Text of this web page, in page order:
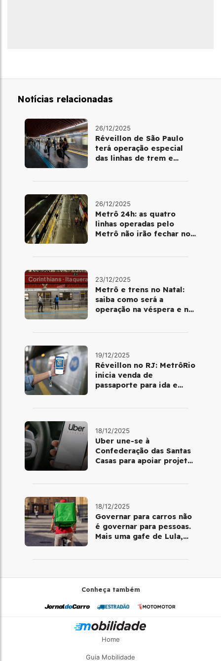
Notícias relacionadas
26/12/2025
Réveillon de São Paulo
terá operação especial
das linhas de trem e
26/12/2025
Metrô 24h: as quatro
linhas operadas pelo
Metrô não irão fechar no
23/12/2025
Metrô e trens no Natal:
saiba como será a
operação na véspera e no
19/12/2025
Réveillon no RJ: MetrôRio
inicia venda de
passaporte para ida e
18/12/2025
Uber une-se à
Confederação das Santas
Casas para apoiar projetos
18/12/2025
Governar para carros não
é governar para pessoas.
Mais uma gafe de Lula,
Conheça também
Home
Guia Mobilidade